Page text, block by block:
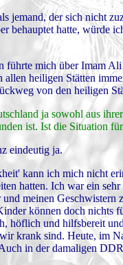
jemand, der sich nicht
behauptet hatte, würde
führte mich über Imam
allen heiligen Stätten
von den heiligen
ja sowohl aus
ist. Ist die Situation
eindeutig ja.
kann ich mich nicht
hatten. Ich war ein
meinen Geschwistern
können doch nichts
höflich und hilfsbereit
krank sind. Heute, im
in der damaligen